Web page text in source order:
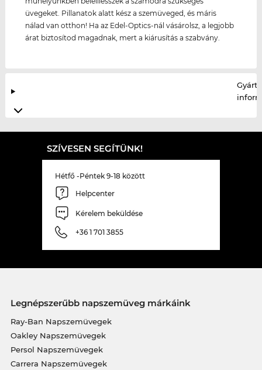
üvegeket. Pillanatok alatt kész a szemüveged, és máris
nálad van otthon! Ha az Edel-Optics-nál vásárolsz, a legjobb
árat biztosítod magadnak, mert a kiárusítás a szabvány.
SZÍVESEN SEGÍTÜNK!
Hétfő -Péntek 9-18 között
Helpcenter
Kérelem beküldése
+36 1 701 3855
Legnépszerűbb napszemüveg márkáink
Ray-Ban Napszemüvegek
Oakley Napszemüvegek
Persol Napszemüvegek
Carrera Napszemüvegek